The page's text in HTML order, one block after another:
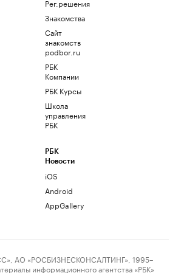
Рег.решения
Знакомства
Сайт
знакомств
podbor.ru
РБК
Компании
РБК Курсы
Школа
управления
РБК
РБК
Новости
iOS
Android
AppGallery
АО «РОСБИЗНЕСКОНСАЛТИНГ», 1995–
информационного агентства «РБК»